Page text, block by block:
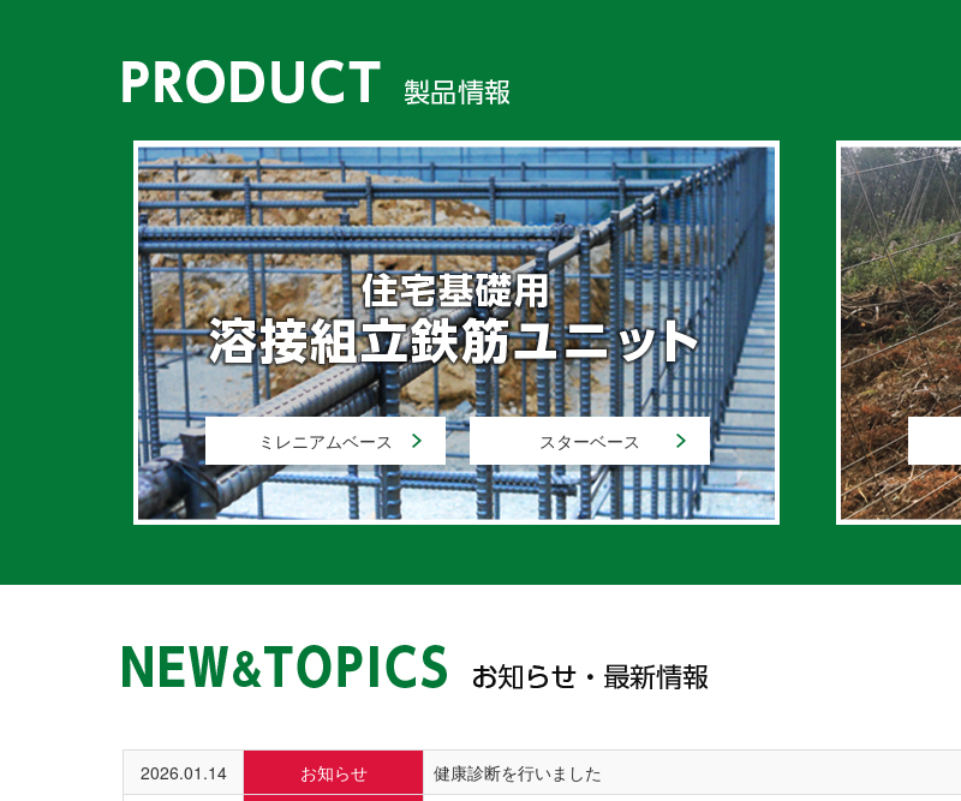
ミレニアムベース スターベース
2026.01.14 お知らせ
健康診断を行いました